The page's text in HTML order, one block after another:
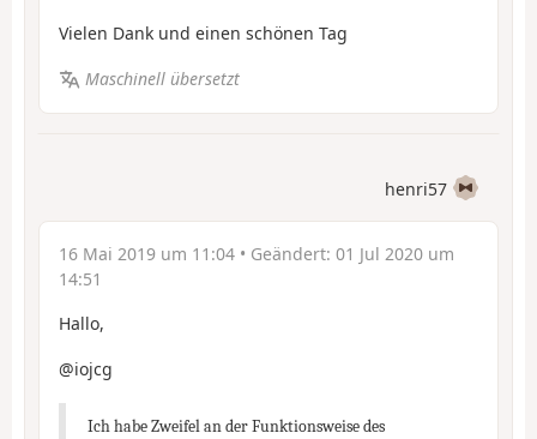
Vielen Dank und einen schönen Tag
Maschinell übersetzt
henri57
16 Mai 2019 um 11:04 • Geändert: 01 Jul 2020 um
14:51
Hallo,
@iojcg
Ich habe Zweifel an der Funktionsweise des